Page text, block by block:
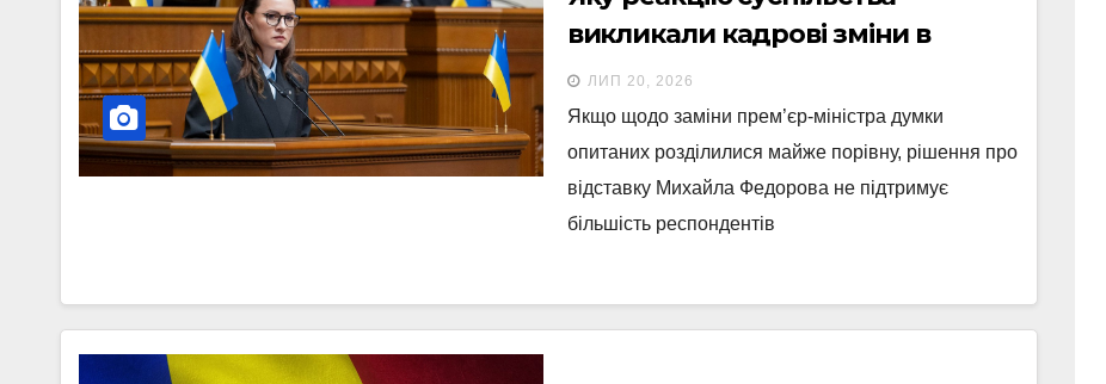
викликали кадрові зміни в
уряді?
ЛИП 20, 2026
Якщо щодо заміни прем’єр-міністра думки
опитаних розділилися майже порівну, рішення про
відставку Михайла Федорова не підтримує
більшість респондентів